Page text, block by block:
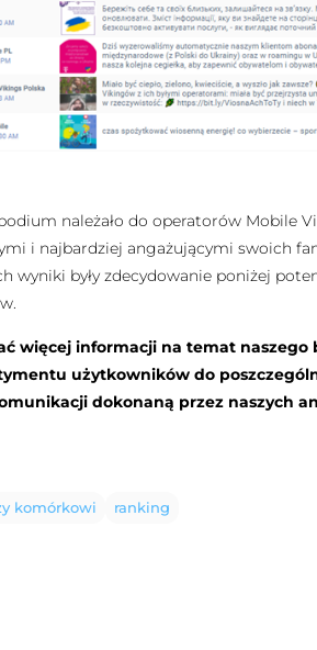
należało do operatorów Mobile
i najbardziej angażującymi swoich
wyniki były zdecydowanie poniżej
więcej informacji na temat
użytkowników do
dokonaną przez naszych
komórkowi ranking